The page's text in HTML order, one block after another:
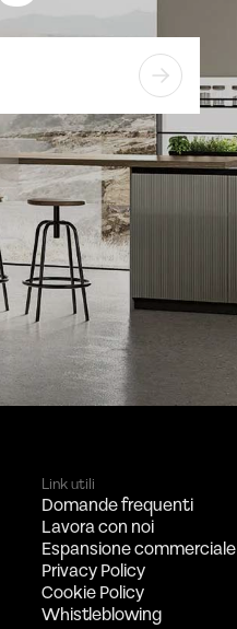
Link utili
Domande frequenti
Lavora con noi
Espansione commerciale
Privacy Policy
Cookie Policy
Whistleblowing